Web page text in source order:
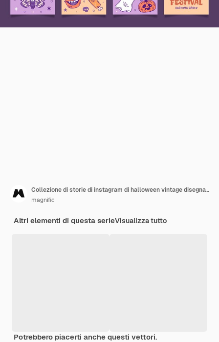
Collezione di storie di instagram di halloween vintage disegnate a mano
magnific
Altri elementi di questa serieVisualizza tutto
Potrebbero piacerti anche questi vettori.